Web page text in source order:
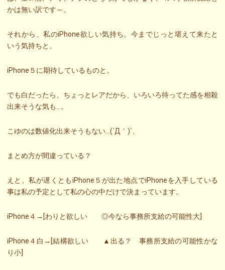
かは無い訳です～。
それから、私のiPhone欲しい気持ち。今までじっと堪えて来たと
いう気持ちと。
iPhone５に期待しているものと。
でも白だったら、ちょっとレアだから、いろいろ待ってた感を相殺
出来そうな気も…。
こゆのは数値化出来そうもない…(´Д｀)`、
まとめ方が間違っている？
えと、私が遅くともiPhone５が出た地点でiPhoneを入手している
事は私の予定として私の心の中だけで決まっています。
iPhone４→[わりと欲しい ◎今なら事務所支給の可能性大]
iPhone４白→[結構欲しい ▲出る？ 事務所支給の可能性かな
り小]